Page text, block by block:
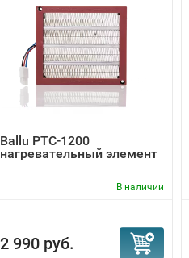
Ballu PTC-1200
нагревательный элемент
В наличии
2 990 руб.